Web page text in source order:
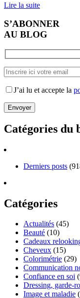
Lire la suite
S’ABONNER
AU BLOG
J’ai lu et accepte la
Catégories du
Derniers posts
Catégories
Actualités (45)
Beauté (10)
Cadeaux
Cheveux (15)
Colorimétrie (29)
Communication
Confiance en soi
Dressing, garde-
Image et maladie